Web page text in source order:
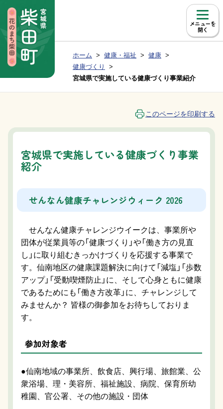
メニュー
Group NAV BreadCrumb
現在位置：
ホーム 健康・福祉
健康
健康づくり
宮城県で実施している健康づくり事業紹介
このページを印刷する
宮城県で実施している健康づくり事業
紹介
せんなん健康チャレンジウィーク 2026
せんなん健康チャレンジウイークは、事業所や
団体が従業員等の「健康づくり」や「働き方の見直
し」に取り組むきっかけづくりを応援する事業で
す。仙南地区の健康課題解決に向けて「減塩」「歩数
アップ」「受動喫煙防止」に、そして心身ともに健康
であるためにも「働き方改革」に、チャレンジして
みませんか？ 皆様の御参加をお待ちしておりま
す。
参加対象者
●仙南地域の事業所、飲食店、興行場、旅館業、公
衆浴場、理・美容所、福祉施設、病院、保育所幼
稚園、官公署、その他の施設・団体